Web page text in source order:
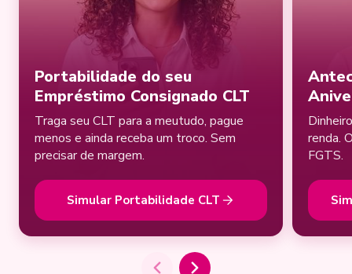
Portabilidade do seu
Empréstimo Consignado CLT
Traga seu CLT para a meutudo, pague
menos e ainda receba um troco. Sem
precisar de margem.
Simular Portabilidade CLT
renda.
FGTS.